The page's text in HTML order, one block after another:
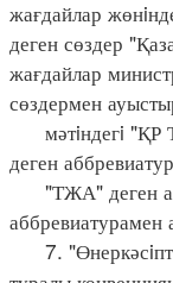
жағдайлар
деген сөздер
жағдайлар
сөздермен
мәтiндегi "ҚР
деген
"ТЖА" деген
7.